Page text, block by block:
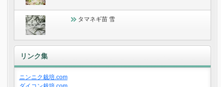
タマネギ苗 雪
リンク集
ニンニク栽培.com